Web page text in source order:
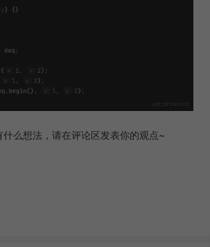
么想法，请在评论区发表你的观点~